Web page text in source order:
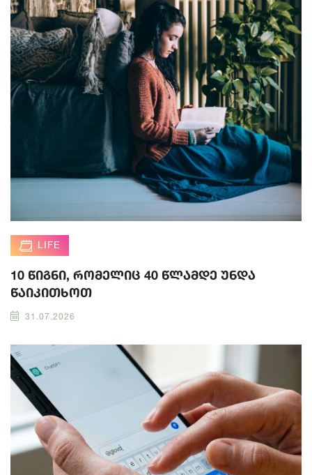
LIFE
10 წიგნი, რომელიც 40 წლამდე უნდა
წაიკითხოთ
31.07.2026